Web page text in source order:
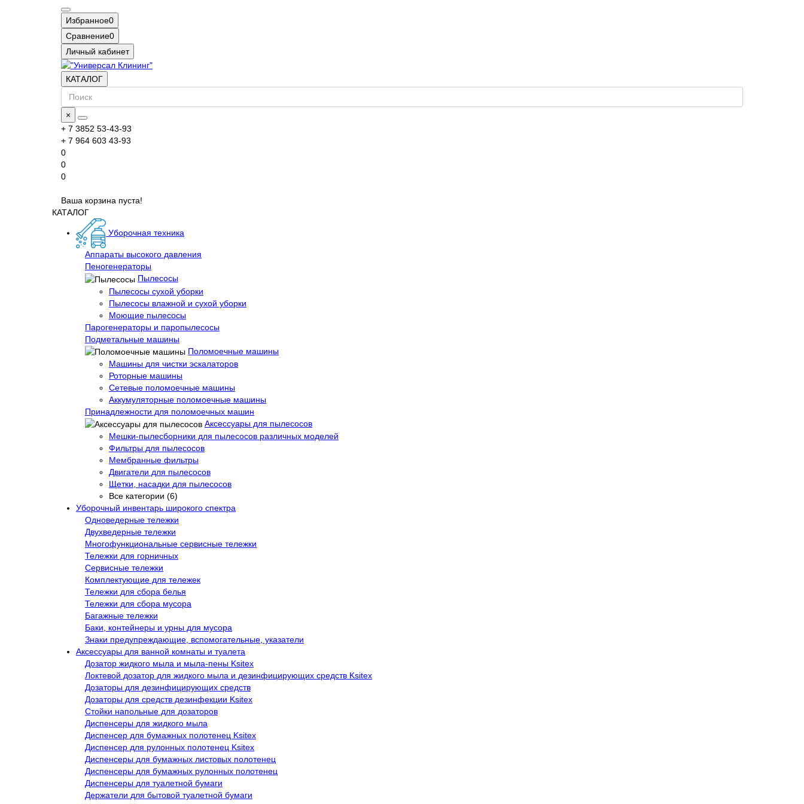
Избранное0
Сравнение0
Личный кабинет
КАТАЛОГ
×
+ 7 3852 53-43-93
+ 7 964 603 43-93
0
0
0
Ваша корзина пуста!
КАТАЛОГ
Уборочная техника
Аппараты высокого давления
Пеногенераторы
Пылесосы
Пылесосы сухой уборки
Пылесосы влажной и сухой уборки
Моющие пылесосы
Парогенераторы и паропылесосы
Подметальные машины
Поломоечные машины
Машины для чистки эскалаторов
Роторные машины
Сетевые поломоечные машины
Аккумуляторные поломоечные машины
Принадлежности для поломоечных машин
Аксессуары для пылесосов
Мешки-пылесборники для пылесосов различных моделей
Фильтры для пылесосов
Мембранные фильтры
Двигатели для пылесосов
Щетки, насадки для пылесосов
Все категории (6)
Уборочный инвентарь широкого спектра
Одноведерные тележки
Двухведерные тележки
Многофункциональные сервисные тележки
Тележки для горничных
Сервисные тележки
Комплектующие для тележек
Тележки для сбора белья
Тележки для сбора мусора
Багажные тележки
Баки, контейнеры и урны для мусора
Знаки предупреждающие, вспомогательные, указатели
Аксессуары для ванной комнаты и туалета
Дозатор жидкого мыла и мыла-пены Ksitex
Локтевой дозатор для жидкого мыла и дезинфицирующих средств Ksitex
Дозаторы для дезинфицирующих средств
Дозаторы для средств дезинфекции Ksitex
Стойки напольные для дозаторов
Диспенсеры для жидкого мыла
Диспенсер для бумажных полотенец Ksitex
Диспенсер для рулонных полотенец Ksitex
Диспенсеры для бумажных листовых полотенец
Диспенсеры для бумажных рулонных полотенец
Диспенсеры для туалетной бумаги
Держатели для бытовой туалетной бумаги